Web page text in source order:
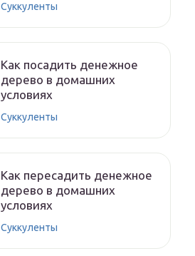
Суккуленты
Как посадить денежное
дерево в домашних
условиях
Суккуленты
Как пересадить денежное
дерево в домашних
условиях
Суккуленты